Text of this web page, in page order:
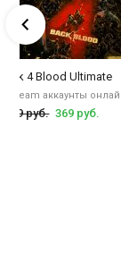
4 Blood Ultimate
steam аккаунты
руб. 369 руб.